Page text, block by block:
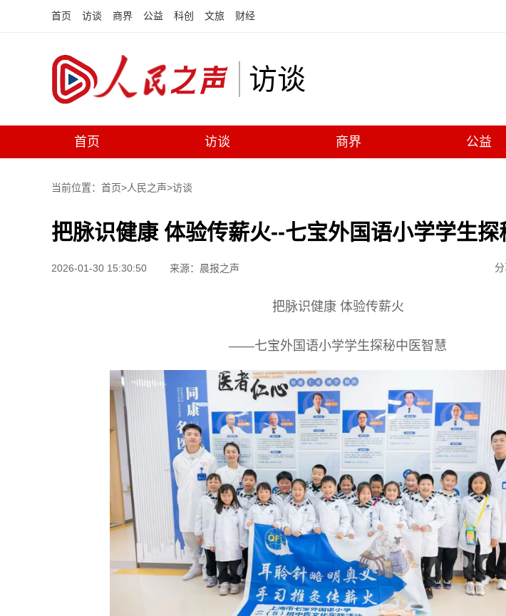
首页 访谈 商界 公益 科创 文旅 财经
访谈
首页 访谈 商界 公益
当前位置：首页>人民之声>访谈
把脉识健康 体验传薪火--七宝外国语小学学生探
2026-01-30 15:30:50 来源：晨报之声 分
把脉识健康 体验传薪火
——七宝外国语小学学生探秘中医智慧